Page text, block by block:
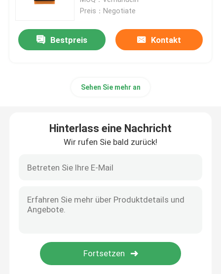
Kupplung
Tägliche Notwendigkeiten
Preis：Negotiate
Bestpreis Kontakt
Sehen Sie mehr an
Hinterlass eine Nachricht
Wir rufen Sie bald zurück!